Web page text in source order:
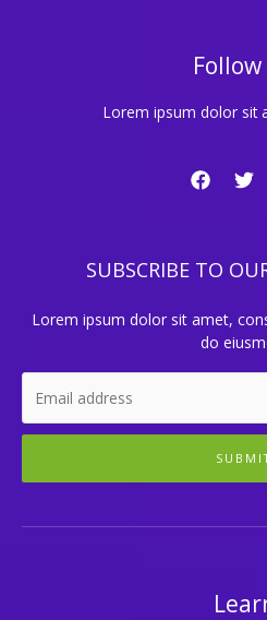
Follow
Lorem ipsum dolor sit
SUBSCRIBE TO
Lorem ipsum dolor sit amet,
do